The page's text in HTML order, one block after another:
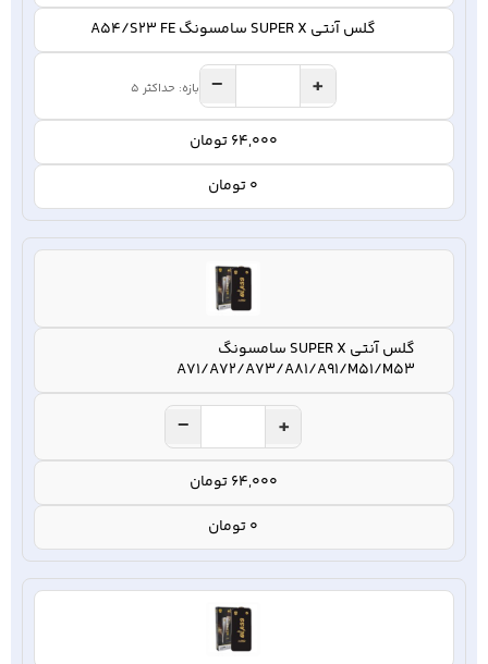
گلس آنتی SUPER X سامسونگ A54/S23 FE
− + بازه: حداکثر 5
64,000 تومان
0 تومان
گلس آنتی SUPER X سامسونگ
A71/A72/A73/A81/A91/M51/M53
− +
64,000 تومان
0 تومان